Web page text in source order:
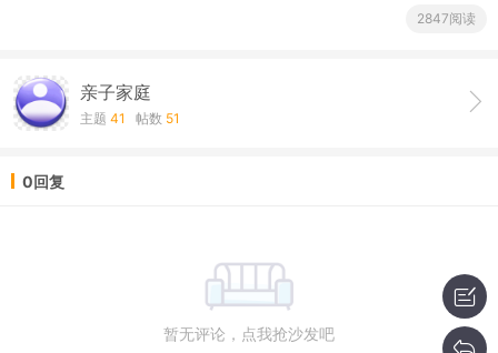
2847阅读
亲子家庭
主题 41 帖数 51
0回复
暂无评论，点我抢沙发吧